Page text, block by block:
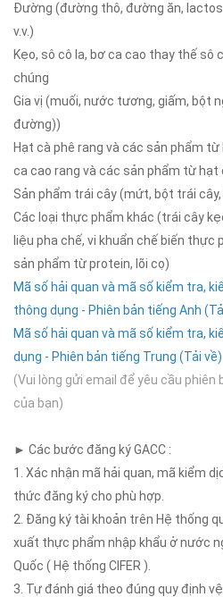
Đường (đường thô, đường ăn,
v.v.)
Kẹo, sô cô la, bơ ca cao thay thế sô
chúng
Gia vị (muối, nước tương, giấm, bột
đường))
Hạt cà phê rang và các sản phẩm
ca cao rang và các sản phẩm từ hạt
Sản phẩm trái cây (mứt, bột trái
Các loại thực phẩm khác (trái cây
liệu pha chế, vi khuẩn chế biến thực
sản phẩm từ protein, lõi cọ)
Mã số hải quan và mã số kiểm tra,
thông dụng - Phiên bản tiếng Anh
Mã số hải quan và mã số kiểm tra,
dụng - Phiên bản tiếng Trung (Tải về)
(Vui lòng gửi email để yêu cầu phiên
của bạn)
► Các bước đăng ký GACC :
1. Xác nhận mã hải quan, mã kiểm
thức đăng ký cho phù hợp.
2. Đăng ký tài khoản trên Hệ thống
xuất thực phẩm nhập khẩu ở nước
Quốc ( Hệ thống CIFER ).
3. Tự đánh giá theo đúng quy định